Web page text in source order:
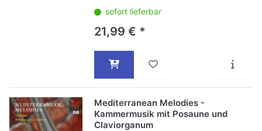
sofort lieferbar
21,99 € *
Mediterranean Melodies -
Kammermusik mit Posaune und
Claviorganum